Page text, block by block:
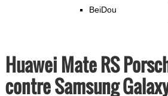
BeiDou
Huawei Mate RS
contre Samsung